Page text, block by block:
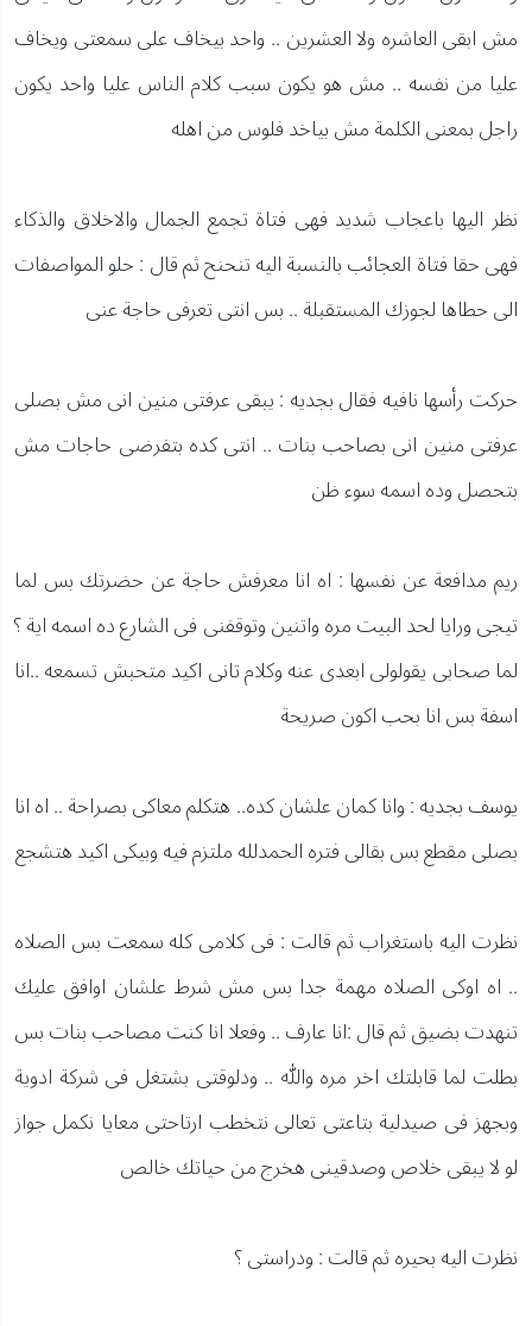
مش ابقى العاشره ولا العشرين .. واحد بيخاف على سمعتى ويخاف
عليا من نفسه .. مش هو يكون سبب كلام الناس عليا واحد يكون
راجل بمعنى الكلمة مش بياخد فلوس من اهله
نظر اليها باعجاب شديد فهى فتاة تجمع الجمال والاخلاق والذكاء
فهى حقا فتاة العجائب بالنسبة اليه تنحنح ثم قال : حلو المواصفات
الى حطاها لجوزك المستقبلة .. بس انتى تعرفى حاجة عنى
حركت رأسها نافيه فقال بجديه : يبقى عرفتى منين انى مش بصلى
عرفتى منين انى بصاحب بنات .. انتى كده بتفرضى حاجات مش
بتحصل وده اسمه سوء ظن
ريم مدافعة عن نفسها : اه انا معرفش حاجة عن حضرتك بس لما
تيجى ورايا لحد البيت مره واتنين وتوقفنى فى الشارع ده اسمه اية ؟
لما صحابى يقولولى ابعدى عنه وكلام تانى اكيد متحبش تسمعه ..انا
اسفة بس انا بحب اكون صريحة
يوسف بجديه : وانا كمان علشان كده.. هتكلم معاكى بصراحة .. اه انا
بصلى مقطع بس بقالى فتره الحمدلله ملتزم فيه وبيكى اكيد هتشجع
نظرت اليه باستغراب ثم قالت : فى كلامى كله سمعت بس الصلاه
.. اه اوكى الصلاه مهمة جدا بس مش شرط علشان اوافق عليك
تنهدت بضيق ثم قال :انا عارف .. وفعلا انا كنت مصاحب بنات بس
بطلت لما قابلتك اخر مره والله .. ودلوقتى بشتغل فى شركة ادوية
وبجهز فى صيدلية بتاعتى تعالى نتخطب ارتاحتى معايا نكمل جواز
لو لا يبقى خلاص وصدقينى هخرج من حياتك خالص
نظرت اليه بحيره ثم قالت : ودراستى ؟